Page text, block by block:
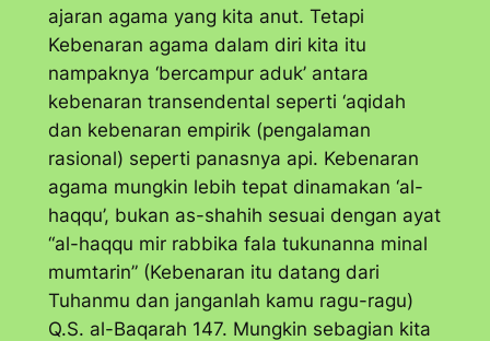
ajaran agama yang kita anut. Tetapi
Kebenaran agama dalam diri kita itu
nampaknya ‘bercampur aduk’ antara
kebenaran transendental seperti ‘aqidah
dan kebenaran empirik (pengalaman
rasional) seperti panasnya api. Kebenaran
agama mungkin lebih tepat dinamakan ‘al-
haqqu’, bukan as-shahih sesuai dengan ayat
“al-haqqu mir rabbika fala tukunanna minal
mumtarin” (Kebenaran itu datang dari
Tuhanmu dan janganlah kamu ragu-ragu)
Q.S. al-Baqarah 147. Mungkin sebagian kita